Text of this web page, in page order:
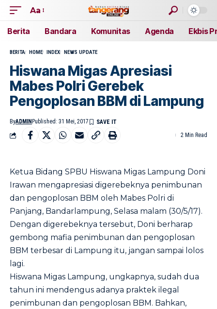
Aa
Berita Bandara Komunitas Agenda Ekbis
BERITA HOME INDEX NEWS UPDATE
Hiswana Migas Apresiasi
Mabes Polri Gerebek
Pengoplosan BBM di Lampung
ByADMIN Published: 31 Mei, 2017
2 Min Read
Ketua Bidang SPBU Hiswana Migas Lampung Doni
Irawan mengapresiasi digerebeknya penimbunan
dan pengoplosan BBM oleh Mabes Polri di
Panjang, Bandarlampung, Selasa malam (30/5/17).
Dengan digerebeknya tersebut, Doni berharap
gembong mafia penimbunan dan pengoplosan
BBM terbesar di Lampung itu, jangan sampai lolos
lagi.
Hiswana Migas Lampung, ungkapnya, sudah dua
tahun ini mendengus adanya praktek ilegal
penimbunan dan pengoplosan BBM. Bahkan,